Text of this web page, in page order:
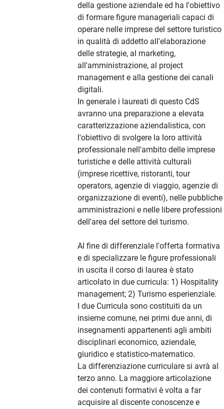
della gestione aziendale ed ha l'obiettivo
di formare figure manageriali capaci di
operare nelle imprese del settore turistico
in qualità di addetto all'elaborazione
delle strategie, al marketing,
all'amministrazione, al project
management e alla gestione dei canali
digitali.
In generale i laureati di questo CdS
avranno una preparazione a elevata
caratterizzazione aziendalistica, con
l'obiettivo di svolgere la loro attività
professionale nell'ambito delle imprese
turistiche e delle attività culturali
(imprese ricettive, ristoranti, tour
operators, agenzie di viaggio, agenzie di
organizzazione di eventi), nelle pubbliche
amministrazioni e nelle libere professioni
dell'area del settore del turismo.
Al fine di differenziale l'offerta formativa
e di specializzare le figure professionali
in uscita il corso di laurea è stato
articolato in due curricula: 1) Hospitality
management; 2) Turismo esperienziale.
I due Curricula sono costituiti da un
insieme comune, nei primi due anni, di
insegnamenti appartenenti agli ambiti
disciplinari economico, aziendale,
giuridico e statistico-matematico.
La differenziazione curriculare si avrà al
terzo anno. La maggiore articolazione
dei contenuti formativi è volta a far
acquisire al discente conoscenze e